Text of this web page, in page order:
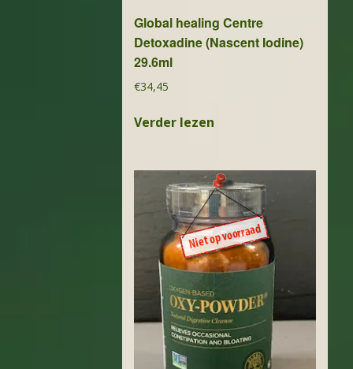
Global healing Centre
Detoxadine (Nascent Iodine)
29.6ml
€34,45
Verder lezen